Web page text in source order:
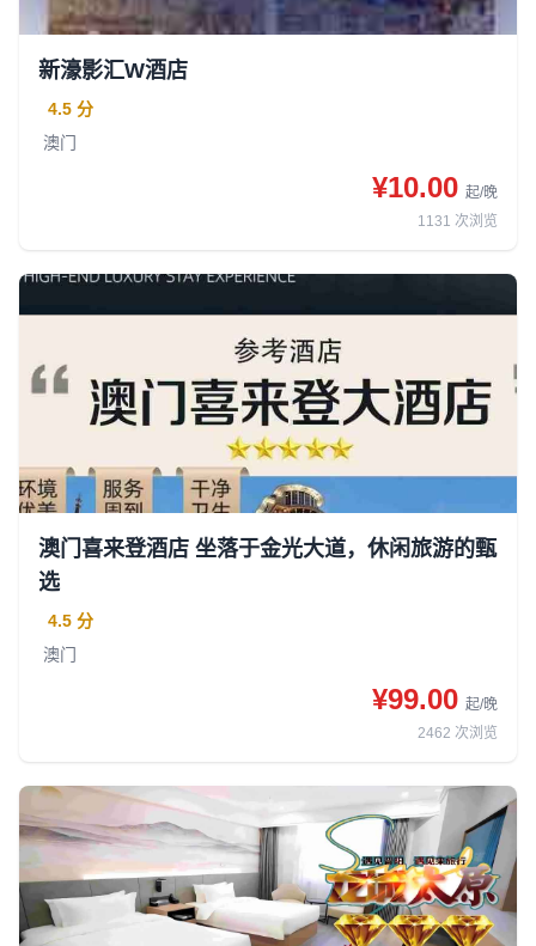
新濠影汇W酒店
4.5 分
澳门
¥10.00 起/晚
1131 次浏览
澳门喜来登酒店 坐落于金光大道，休闲旅游的甄
选
4.5 分
澳门
¥99.00 起/晚
2462 次浏览